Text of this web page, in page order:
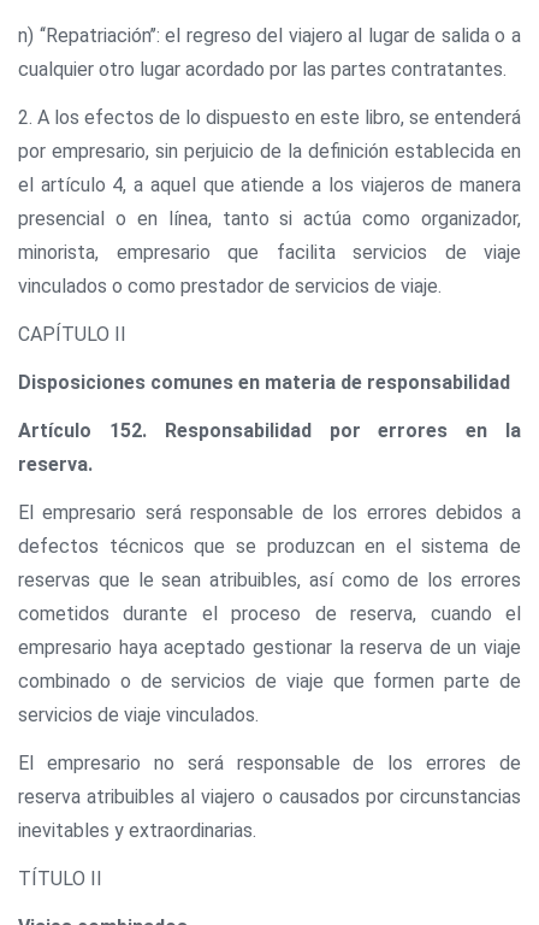
n) ‘‘Repatriación’’: el regreso del viajero al lugar de salida o a
cualquier otro lugar acordado por las partes contratantes.
2. A los efectos de lo dispuesto en este libro, se entenderá
por empresario, sin perjuicio de la definición establecida en
el artículo 4, a aquel que atiende a los viajeros de manera
presencial o en línea, tanto si actúa como organizador,
minorista, empresario que facilita servicios de viaje
vinculados o como prestador de servicios de viaje.
CAPÍTULO II
Disposiciones comunes en materia de responsabilidad
Artículo 152. Responsabilidad por errores en la
reserva.
El empresario será responsable de los errores debidos a
defectos técnicos que se produzcan en el sistema de
reservas que le sean atribuibles, así como de los errores
cometidos durante el proceso de reserva, cuando el
empresario haya aceptado gestionar la reserva de un viaje
combinado o de servicios de viaje que formen parte de
servicios de viaje vinculados.
El empresario no será responsable de los errores de
reserva atribuibles al viajero o causados por circunstancias
inevitables y extraordinarias.
TÍTULO II